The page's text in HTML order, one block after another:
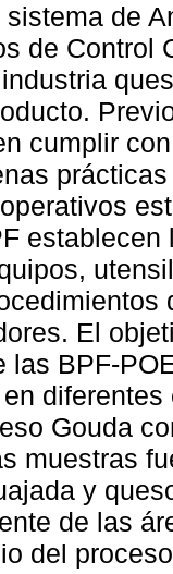
de
de Control
cumplir
El
las BPF-
Gouda
muestras
y
de las
del